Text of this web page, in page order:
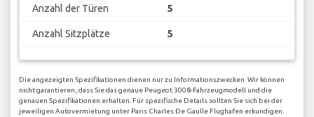
Anzahl der Türen 5
Anzahl Sitzplätze 5
Die angezeigten Spezifikationen dienen nur zu Informationszwecken. Wir können
nicht garantieren, dass Sie das genaue Peugeot 3008-Fahrzeugmodell und die
genauen Spezifikationen erhalten. Für spezifische Details sollten Sie sich bei der
jeweiligen Autovermietung unter Paris Charles De Gaulle Flughafen erkundigen.